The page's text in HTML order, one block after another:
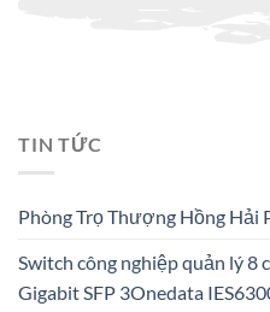
TIN TỨC
Phòng Trọ Thượng Hồng Hải
Switch công nghiệp quản lý 8
Gigabit SFP 3Onedata